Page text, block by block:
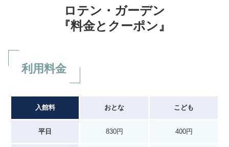
ロテン・ガーデン
『料金とクーポン』
利用料金
入館料 おとな こども
平日 830円 400円